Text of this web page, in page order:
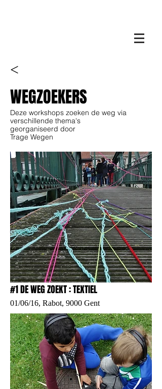
WEGZOEKERS
Deze workshops zoeken de weg via
verschillende thema's
georganiseerd door
Trage Wegen
#1 DE WEG ZOEKT : TEXTIEL
01/06/16, Rabot, 9000 Gent
<